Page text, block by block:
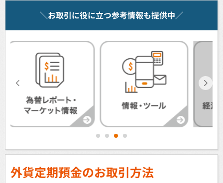
＼お取引に役に立つ参考情報も提供中／
2 3 4
外貨定期預金のお取引方法